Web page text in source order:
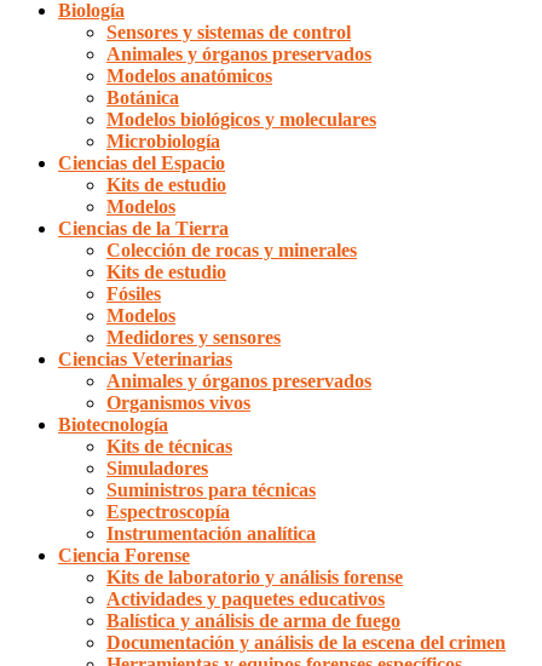
Biología
Sensores y sistemas de control
Animales y órganos preservados
Modelos anatómicos
Botánica
Modelos biológicos y moleculares
Microbiología
Ciencias del Espacio
Kits de estudio
Modelos
Ciencias de la Tierra
Colección de rocas y minerales
Kits de estudio
Fósiles
Modelos
Medidores y sensores
Ciencias Veterinarias
Animales y órganos preservados
Organismos vivos
Biotecnología
Kits de técnicas
Simuladores
Suministros para técnicas
Espectroscopía
Instrumentación analítica
Ciencia Forense
Kits de laboratorio y análisis forense
Actividades y paquetes educativos
Balística y análisis de arma de fuego
Documentación y análisis de la escena del crimen